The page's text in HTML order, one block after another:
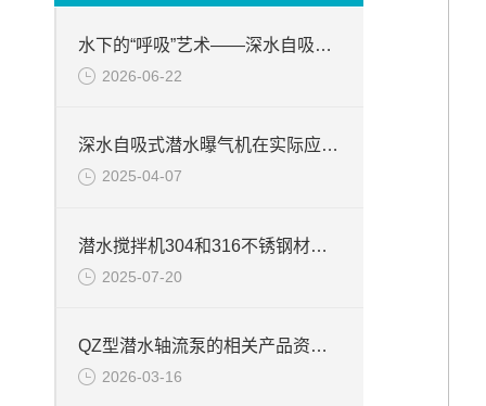
水下的“呼吸”艺术——深水自吸式潜水曝气机的技术原理与核心优势
2026-06-22
深水自吸式潜水曝气机在实际应用场景中的性能优势
2025-04-07
潜水搅拌机304和316不锈钢材质的区别
2025-07-20
QZ型潜水轴流泵的相关产品资料介绍
2026-03-16